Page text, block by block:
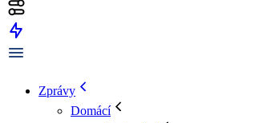
Zprávy
Domácí